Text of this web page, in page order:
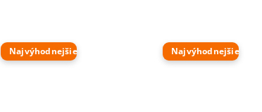
Najvýhodnejšie Najvýhodnejšie